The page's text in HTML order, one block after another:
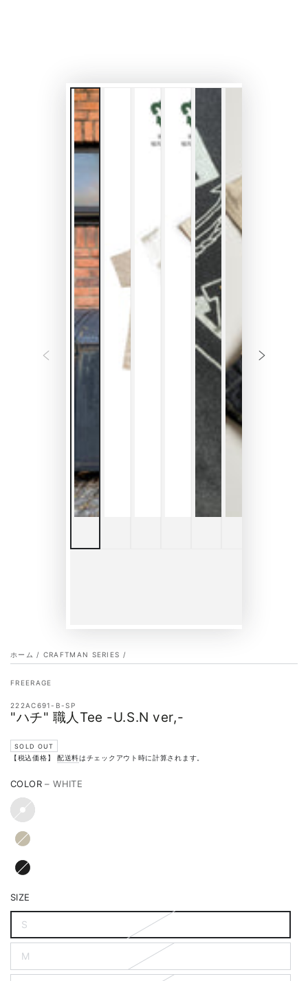
ホーム / CRAFTMAN SERIES /
FREERAGE
222AC691-B-SP
"ハチ" 職人Tee -U.S.N ver,-
SOLD OUT
【税込価格】 配送料はチェックアウト時に計算されます。
COLOR– WHITE
SIZE
S
M